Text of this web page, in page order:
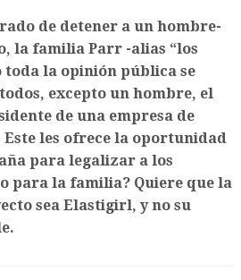
de detener a un hombre-
la familia Parr -alias “los
toda la opinión pública se
excepto un hombre, el
de una empresa de
les ofrece la oportunidad
para legalizar a los
para la familia? Quiere que la
sea Elastigirl, y no su